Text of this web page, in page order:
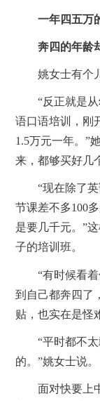
一年四五万
奔四的年龄却
姚女士有个儿
“反正就是从
语口语培训，刚
1.5万元一年。”
来，都够买好几
“现在除了英
节课差不多100
是要几千元。”
子的培训班。
“有时候看着
到自己都奔四了
贴，也实在是怪
“平时都不太
的。”姚女士说。
面对快要上中